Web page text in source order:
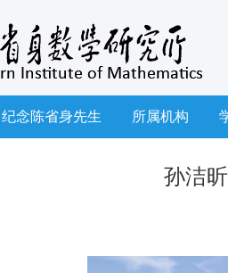
纪念陈省身先生 所属机构
孙洁